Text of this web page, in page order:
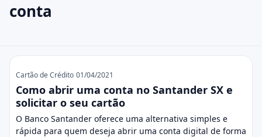
Conta Digital
Empréstimo
Finanças
Pressione Enter para buscar ou ESC para fechar.
conta
conta
Cartão de Crédito 01/04/2021
Como abrir uma conta no Santander SX e
solicitar o seu cartão
O Banco Santander oferece uma alternativa simples e
rápida para quem deseja abrir uma conta digital de forma